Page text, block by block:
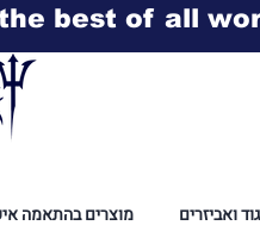
best of all
ואביזרים מוצרים בהתאמה